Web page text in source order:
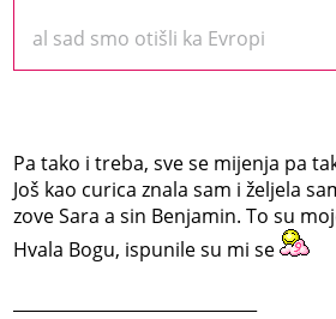
al sad smo otišli ka Evropi
Pa tako i treba, sve se mijenja pa
Još kao curica znala sam i željela
zove Sara a sin Benjamin. To su
Hvala Bogu, ispunile su mi se